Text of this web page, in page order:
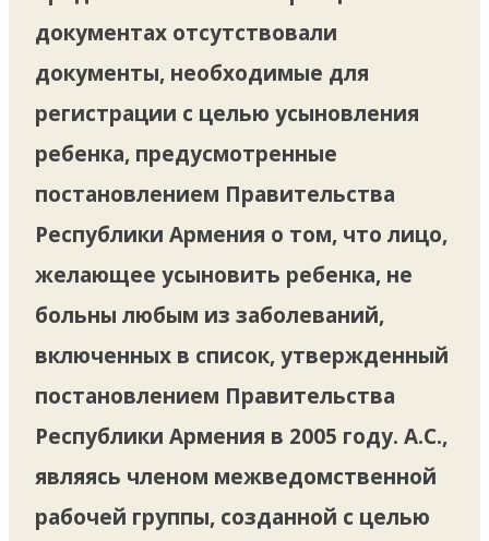
документах отсутствовали
документы, необходимые для
регистрации с целью усыновления
ребенка, предусмотренные
постановлением Правительства
Республики Армения о том, что лицо,
желающее усыновить ребенка, не
больны любым из заболеваний,
включенных в список, утвержденный
постановлением Правительства
Республики Армения в 2005 году. А.С.,
являясь членом межведомственной
рабочей группы, созданной с целью